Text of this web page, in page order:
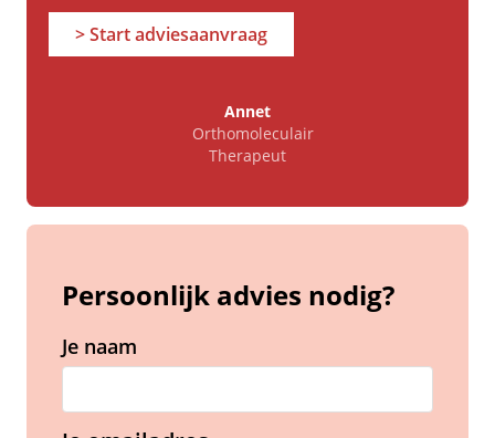
> Start adviesaanvraag
Annet
Orthomoleculair
Therapeut
Persoonlijk advies nodig?
Je naam